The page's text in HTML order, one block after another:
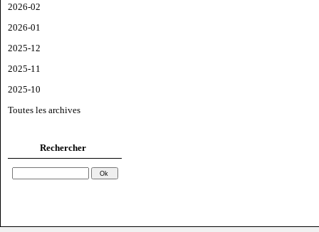
2026-02
2026-01
2025-12
2025-11
2025-10
Toutes les archives
Rechercher